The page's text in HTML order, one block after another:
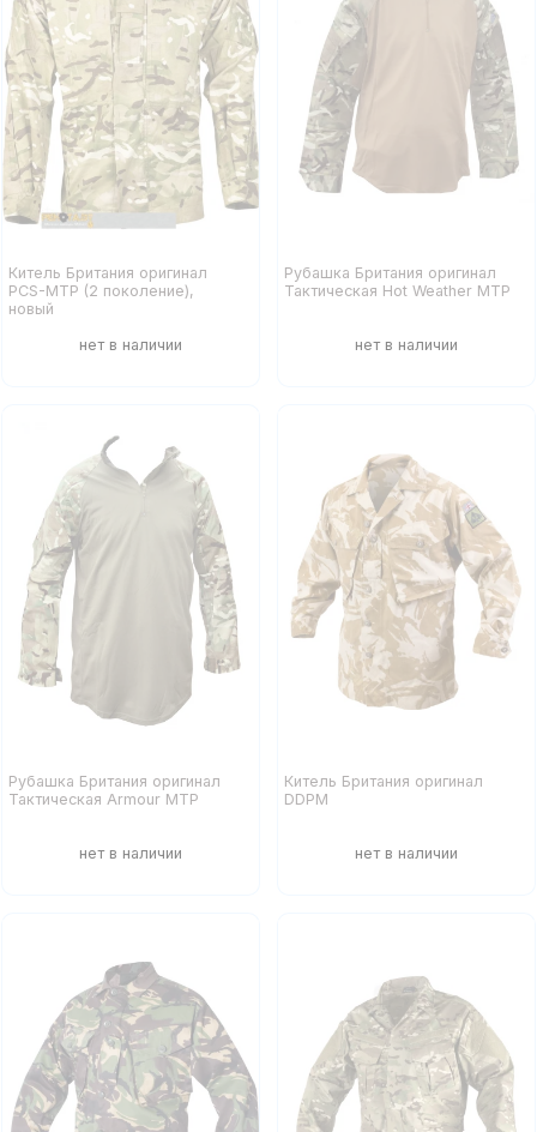
Китель Британия оригинал
PCS-MTP (2 поколение),
новый
Рубашка Британия оригинал
Тактическая Hot Weather MTP
Рубашка Британия оригинал
Тактическая Armour MTP
Китель Британия оригинал
DDPM